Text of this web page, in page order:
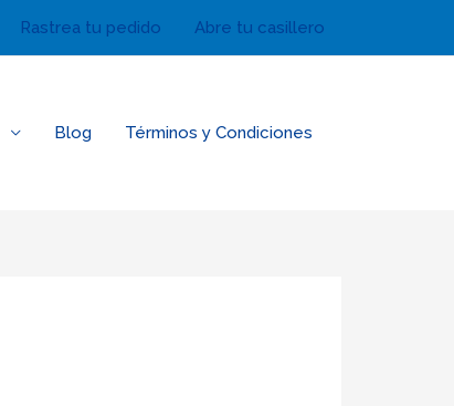
Rastrea tu pedido Abre tu casillero
Blog
Términos y Condiciones